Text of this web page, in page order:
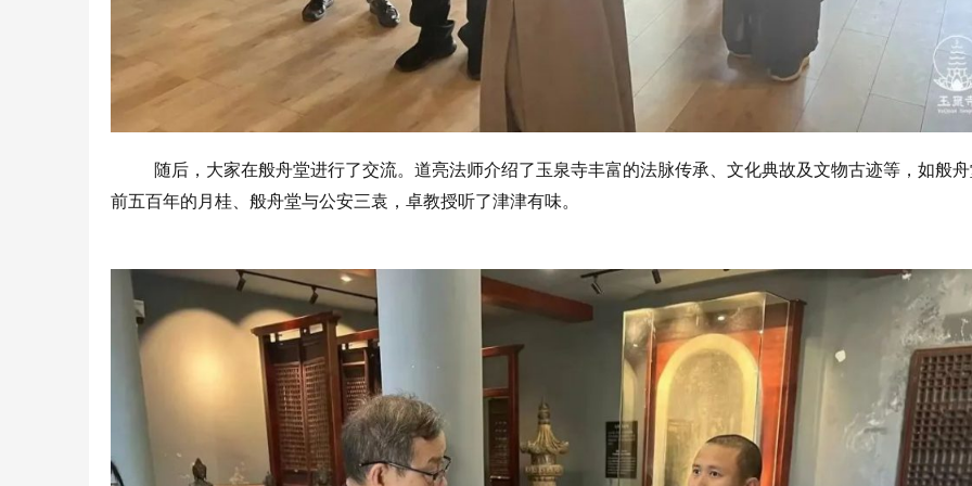
随后，大家在般舟堂进行了交流。道亮法师介绍了玉泉寺丰富的法脉传承、文化典故及文物古迹等，如般
前五百年的月桂、般舟堂与公安三袁，卓教授听了津津有味。